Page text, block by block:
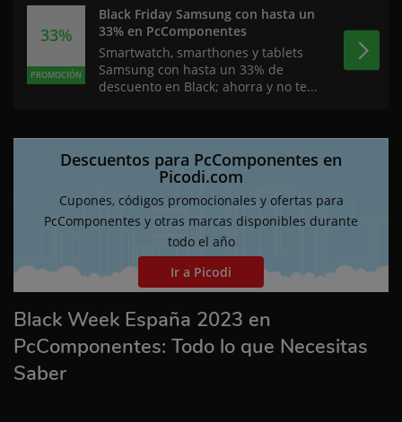
33%
PROMOCIÓN
Black Friday Samsung con hasta un
33% en PcComponentes
Smartwatch, smarthones y tablets
Samsung con hasta un 33% de
descuento en Black; ahorra y no te...
Descuentos para PcComponentes en
Picodi.com
Cupones, códigos promocionales y ofertas para
PcComponentes y otras marcas disponibles durante
todo el año
Ir a Picodi
Black Week España 2023 en
PcComponentes: Todo lo que Necesitas
Saber